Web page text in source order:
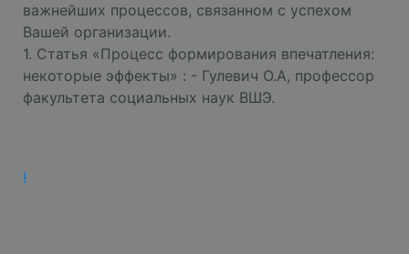
важнейших процессов, связанном с успехом
Вашей организации.
1. Статья «Процесс формирования впечатления:
некоторые эффекты» : - Гулевич О.А, профессор
факультета социальных наук ВШЭ.
!